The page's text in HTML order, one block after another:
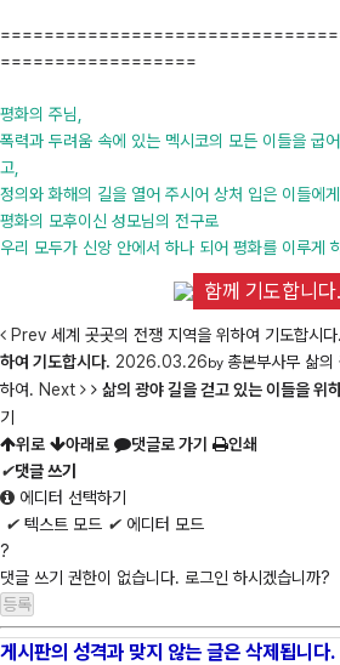
==================
평화의 주님,
폭력과 두려움 속에 있는 멕시코의 모든 이들을 굽
고,
정의와 화해의 길을 열어 주시어 상처 입은 이들에
평화의 모후이신 성모님의 전구로
우리 모두가 신앙 안에서 하나 되어 평화를 이루게
함께 기도합니
Prev 세계 곳곳의 전쟁 지역을 위하여 기도합시다.
하여 기도합시다. 2026.03.26by 총본부사무 삶의
하여. Next 삶의 광야 길을 걷고 있는 이들을 위
기
위로
아래로 댓글로 가기
인쇄
✔댓글 쓰기
에디터 선택하기
✔ 텍스트 모드 ✔ 에디터 모드
?
댓글 쓰기 권한이 없습니다. 로그인 하시겠습니까?
게시판의 성격과 맞지 않는 글은 삭제됩니다.